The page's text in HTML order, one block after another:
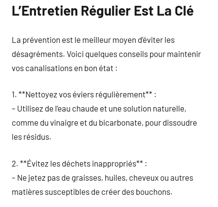
L’Entretien Régulier Est La Clé
La prévention est le meilleur moyen d’éviter les
désagréments. Voici quelques conseils pour maintenir
vos canalisations en bon état :
1. **Nettoyez vos éviers régulièrement** :
– Utilisez de l’eau chaude et une solution naturelle,
comme du vinaigre et du bicarbonate, pour dissoudre
les résidus.
2. **Évitez les déchets inappropriés** :
– Ne jetez pas de graisses, huiles, cheveux ou autres
matières susceptibles de créer des bouchons.